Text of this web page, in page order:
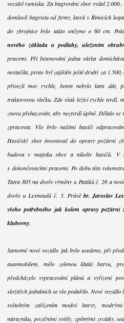
vozidel rumiska. Za bagrování sbor vydal
domluvil bagristu od firmy, která v Řimicích
do zbrojnice bylo takto sníženo o 60 cm.
nového základu a podlahy, uložením
pracemi. Při betonování jedna várka
nestačila, proto byl zajištěn ještě druhý za
přivezli moc rychle, beton nebylo kam dát,
traktorovou vlečku. Zde však ležící rychle tvrdl,
znovu přehazován, aby neztvrdl úplně. Dělalo se
zpracovat. Vše bylo našimi hasiči
Hasičský sbor investoval do opravy požární
budova v majetku obce a nikoliv hasičů. V
s dokončovacími pracemi. Po dobu této
Tatra 805 na dvoře výměny u Patáků č. 26 a
dvoře u Lexmaulů č. 5. Právě br. Jaroslav
všeho potřebného jak kolem opravy
klubovny.
Samotné nové vozidlo jak bylo uvedeno, při
automobilem, mělo zelenou khaki barvu,
předcházelo vypracování plánů a vyřízení
složitých jednáních se vše podařilo. Nové vozidlo
světelným zařízením modré barvy,
nárazníku, pozičními světly, zpětnými zrcátky,